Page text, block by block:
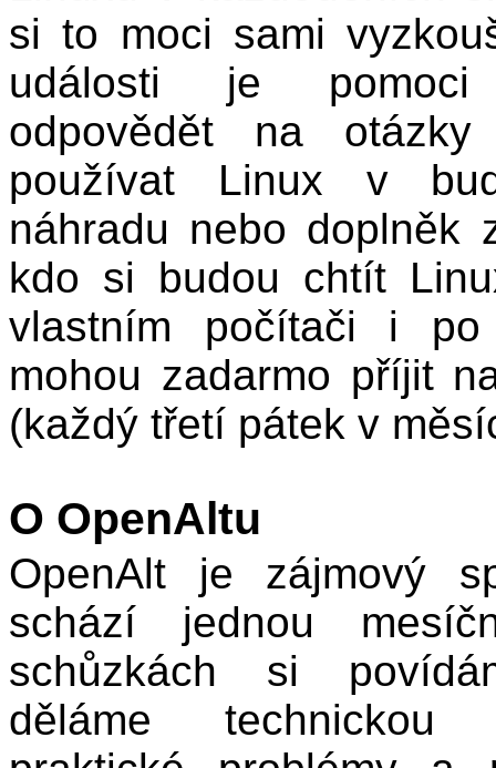
si to moci sami
události je pomoci
odpovědět na
používat Linux v
náhradu nebo doplněk
kdo si budou chtít
vlastním počítači i po
mohou zadarmo příjit
(každý třetí pátek v
O OpenAltu
OpenAlt je zájmový
schází jednou
schůzkách si
děláme